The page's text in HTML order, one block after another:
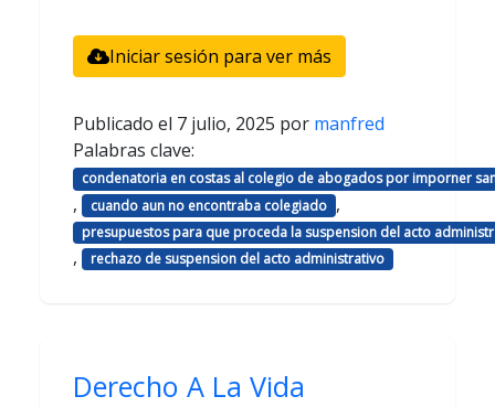
Iniciar sesión para ver más
Publicado el 7 julio, 2025 por manfred
Palabras clave:
condenatoria en costas al colegio de abogados por imporner
, cuando aun no encontraba colegiado ,
presupuestos para que proceda la suspension del acto
, rechazo de suspension del acto administrativo
Derecho A La Vida